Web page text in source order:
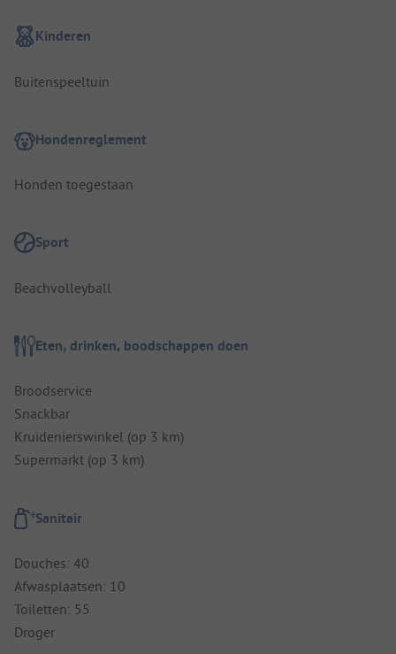
Kinderen
Buitenspeeltuin
Hondenreglement
Honden toegestaan
Sport
Beachvolleyball
Eten, drinken, boodschappen doen
Broodservice
Snackbar
Kruidenierswinkel (op 3 km)
Supermarkt (op 3 km)
Sanitair
Douches: 40
Afwasplaatsen: 10
Toiletten: 55
Droger